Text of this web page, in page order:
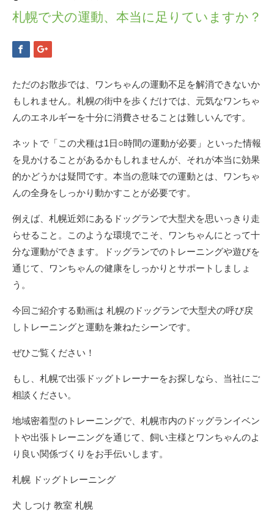
札幌で犬の運動、本当に足りていますか？
ただのお散歩では、ワンちゃんの運動不足を解消できないか
もしれません。札幌の街中を歩くだけでは、元気なワンちゃ
んのエネルギーを十分に消費させることは難しいんです。
ネットで「この犬種は1日○時間の運動が必要」といった情報
を見かけることがあるかもしれませんが、それが本当に効果
的かどうかは疑問です。本当の意味での運動とは、ワンちゃ
んの全身をしっかり動かすことが必要です。
例えば、札幌近郊にあるドッグランで大型犬を思いっきり走
らせること。このような環境でこそ、ワンちゃんにとって十
分な運動ができます。ドッグランでのトレーニングや遊びを
通じて、ワンちゃんの健康をしっかりとサポートしましょ
う。
今回ご紹介する動画は 札幌のドッグランで大型犬の呼び戻
しトレーニングと運動を兼ねたシーンです。
ぜひご覧ください！
もし、札幌で出張ドッグトレーナーをお探しなら、当社にご
相談ください。
地域密着型のトレーニングで、札幌市内のドッグランイベン
トや出張トレーニングを通じて、飼い主様とワンちゃんのよ
り良い関係づくりをお手伝いします。
札幌 ドッグトレーニング
犬 しつけ 教室 札幌